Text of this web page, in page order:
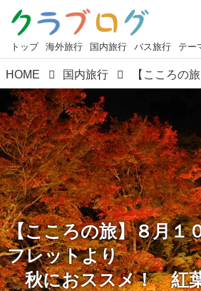
トップ 海外旅行 国内旅行 バス旅行 テー
HOME 国内旅行
【こころの旅】８月１
フレットより
秋におススメ！ 紅葉